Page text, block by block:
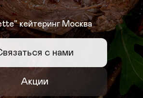
кейтеринг Москва
с нами
Акции